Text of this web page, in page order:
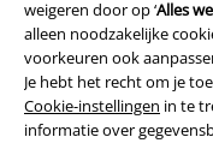
weigeren door op ‘Alles
alleen noodzakelijke
voorkeuren ook
Je hebt het recht om je
Cookie-instellingen in te
informatie over
Informatie over
Cookie-instellingen
Annuleer bestelling